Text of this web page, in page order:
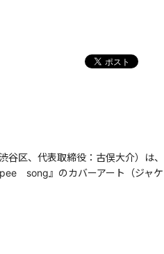
谷区、代表取締役：古俣大介）は
song』のカバーアート（ジャケ